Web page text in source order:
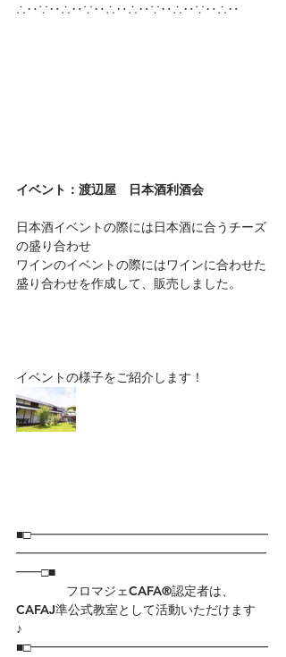
∴‥∵‥∴‥∵‥∴‥∴‥∵‥∴‥∵‥∴‥
イベント：渡辺屋　日本酒利酒会
日本酒イベントの際には日本酒に合うチーズ
の盛り合わせ
ワインのイベントの際にはワインに合わせた
盛り合わせを作成して、販売しました。
イベントの様子をご紹介します！
■□━━━━━━━━━━━━━━━━━━━
━━━━━━━━━━━━━━━━━━━━
━━□■
フロマジェCAFA®認定者は、
CAFAJ準公式教室として活動いただけます
♪
■□━━━━━━━━━━━━━━━━━━━